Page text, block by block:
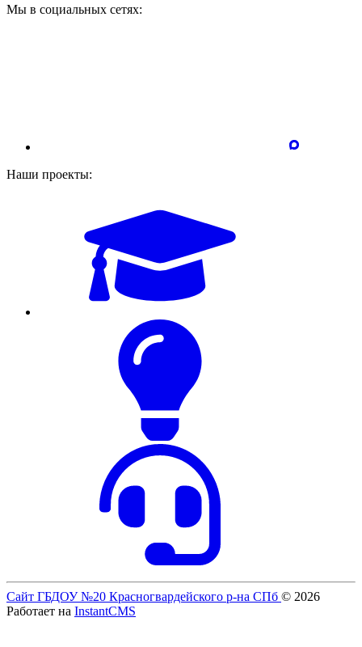
Мы в социальных сетях:
Наши проекты:
Сайт ГБДОУ №20 Красногвардейского р-на СПб © 2026
Работает на InstantCMS